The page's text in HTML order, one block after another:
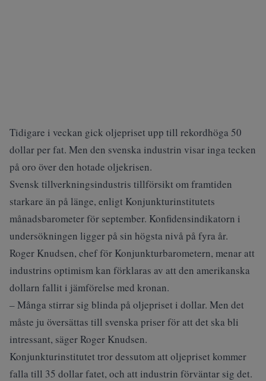
Tidigare i veckan gick oljepriset upp till rekordhöga 50
dollar per fat. Men den svenska industrin visar inga tecken
på oro över den hotade oljekrisen.
Svensk tillverkningsindustris tillförsikt om framtiden
starkare än på länge, enligt Konjunkturinstitutets
månadsbarometer för september. Konfidensindikatorn i
undersökningen ligger på sin högsta nivå på fyra år.
Roger Knudsen, chef för Konjunkturbarometern, menar att
industrins optimism kan förklaras av att den amerikanska
dollarn fallit i jämförelse med kronan.
– Många stirrar sig blinda på oljepriset i dollar. Men det
måste ju översättas till svenska priser för att det ska bli
intressant, säger Roger Knudsen.
Konjunkturinstitutet tror dessutom att oljepriset kommer
falla till 35 dollar fatet, och att industrin förväntar sig det.